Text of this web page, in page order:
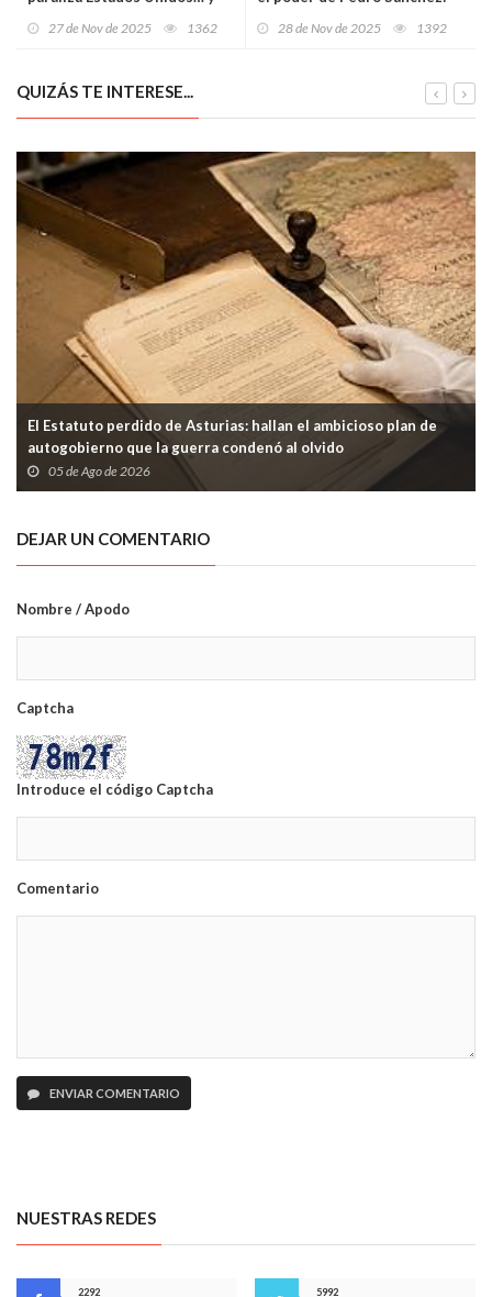
27 de Nov de 2025 1362 28 de Nov de 2025 1392
QUIZÁS TE INTERESE...
El Estatuto perdido de Asturias: hallan el ambicioso plan de
autogobierno que la guerra condenó al olvido
05 de Ago de 2026
DEJAR UN COMENTARIO
Nombre / Apodo
Captcha
Introduce el código Captcha
Comentario
ENVIAR COMENTARIO
NUESTRAS REDES
2292 5992